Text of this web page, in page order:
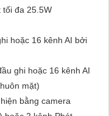
tối đa 25.5W
hoặc 16 kênh AI bởi
ghi hoặc 16 kênh AI
mặt)
bằng camera